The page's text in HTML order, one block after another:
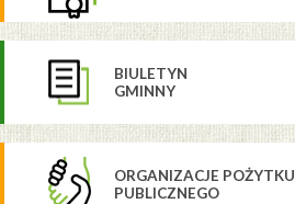
BIULETYN
GMINNY
ORGANIZACJE POŻYTKU
PUBLICZNEGO